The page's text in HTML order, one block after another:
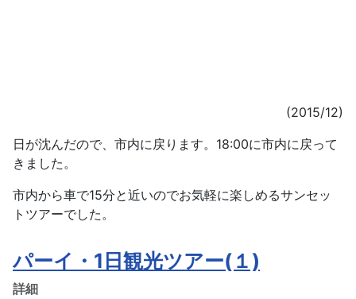
(2015/12)
日が沈んだので、市内に戻ります。18:00に市内に戻って
きました。
市内から車で15分と近いのでお気軽に楽しめるサンセッ
トツアーでした。
パーイ・1日観光ツアー(１)
詳細